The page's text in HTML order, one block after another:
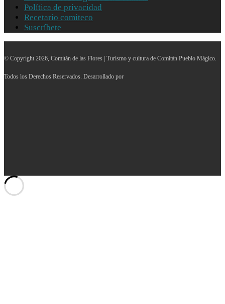
Política de privacidad
Recetario comiteco
Suscríbete
© Copyright 2026, Comitán de las Flores | Turismo y cultura de Comitán Pueblo Mágico.
Todos los Derechos Reservados. Desarrollado por